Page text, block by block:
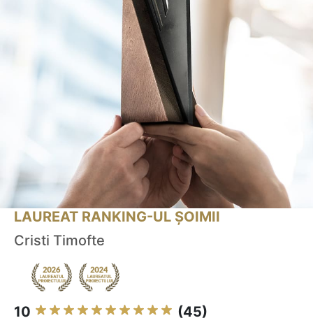
LAUREAT RANKING-UL ȘOIMII
Cristi Timofte
10 (45)